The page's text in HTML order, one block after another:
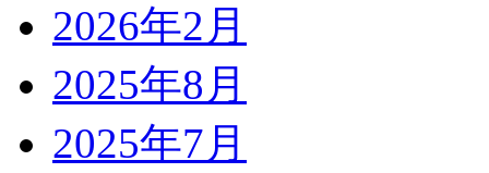
2026年2月
2025年8月
2025年7月